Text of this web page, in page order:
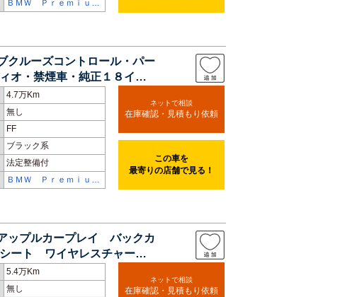
ＢＭＷ Ｐｒｅｍｉｕ
ｍ Ｓｅｌｅｃｔｉｏ
ルーズコントロール・パー
オ・禁煙車・純正１８イン
4.7万Km
無し
FF
ブラック系
法定整備付
ＢＭＷ Ｐｒｅｍｉｕ
ｍ Ｓｅｌｅｃｔｉｏ
ネットで相談
在庫確認・見積もり依頼
この車を
最寄りの店舗で見る！
ップルカープレイ バックカ
ート ワイヤレスチャー
5.4万Km
無し
ネットで相談
在庫確認・見積もり依頼